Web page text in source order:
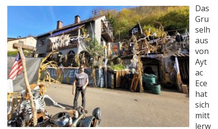
Das
Gru
selh
aus
von
Ayt
ac
Ece
hat
sich
mitt
lerw